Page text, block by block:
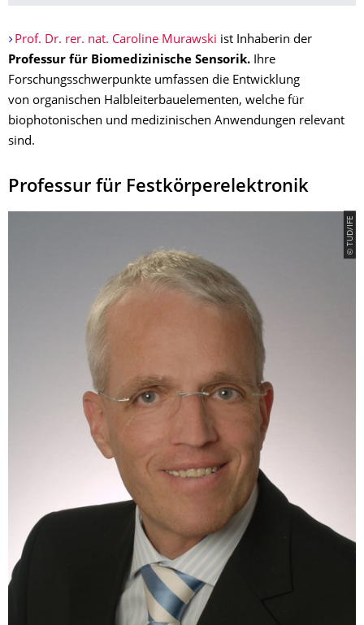
Prof. Dr. rer. nat. Caroline Murawski ist Inhaberin der
Professur für Biomedizinische Sensorik. Ihre
Forschungsschwerpunkte umfassen die Entwicklung
von organischen Halbleiterbauelementen, welche für
biophotonischen und medizinischen Anwendungen relevant
sind.
​Professur für Festkörperelektronik
© TUD/IFE